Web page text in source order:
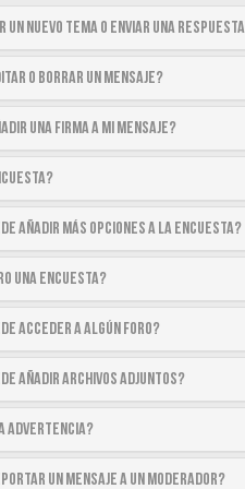
un nuevo tema o enviar una
o borrar un mensaje?
una firma a mi mensaje?
añadir más opciones a la encuesta?
una encuesta?
acceder a algún foro?
añadir archivos adjuntos?
advertencia?
un mensaje a un moderador?